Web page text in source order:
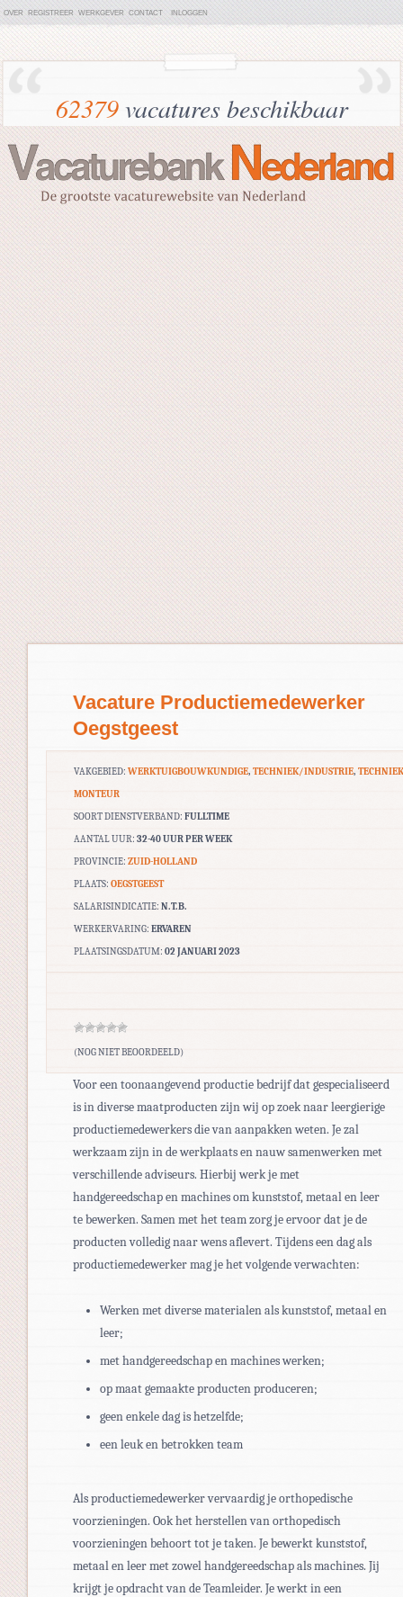
OVER REGISTREER WERKGEVER CONTACT INLOGGEN
62379vacatures beschikbaar
Vacature Productiemedewerker
Oegstgeest
VAKGEBIED: WERKTUIGBOUWKUNDIGE, TECHNIEK/INDUSTRIE, TECHNIEK
MONTEUR
SOORT DIENSTVERBAND: FULLTIME
AANTAL UUR: 32-40 UUR PER WEEK
PROVINCIE: ZUID-HOLLAND
PLAATS: OEGSTGEEST
SALARISINDICATIE: N.T.B.
WERKERVARING: ERVAREN
PLAATSINGSDATUM: 02 JANUARI 2023
(NOG NIET BEOORDEELD)
Voor een toonaangevend productie bedrijf dat gespecialiseerd
is in diverse maatproducten zijn wij op zoek naar leergierige
productiemedewerkers die van aanpakken weten. Je zal
werkzaam zijn in de werkplaats en nauw samenwerken met
verschillende adviseurs. Hierbij werk je met
handgereedschap en machines om kunststof, metaal en leer
te bewerken. Samen met het team zorg je ervoor dat je de
producten volledig naar wens aflevert. Tijdens een dag als
productiemedewerker mag je het volgende verwachten:
Werken met diverse materialen als kunststof, metaal en
leer;
met handgereedschap en machines werken;
op maat gemaakte producten produceren;
geen enkele dag is hetzelfde;
een leuk en betrokken team
Als productiemedewerker vervaardig je orthopedische
voorzieningen. Ook het herstellen van orthopedisch
voorzieningen behoort tot je taken. Je bewerkt kunststof,
metaal en leer met zowel handgereedschap als machines. Jij
krijgt je opdracht van de Teamleider. Je werkt in een